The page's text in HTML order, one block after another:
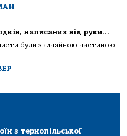
написаних від руки…
були звичайною частиною
з тернопільської